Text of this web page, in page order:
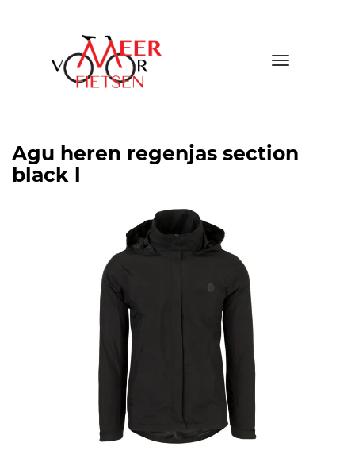
Toggle
Agu heren regenjas section
black l